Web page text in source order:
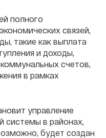
полного
связей,
такие как выплата
и доходы,
счетов,
в рамках
управление
системы в районах,
будет создан